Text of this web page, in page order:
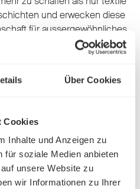
Über Cookies
Cookies
Inhalte und Anzeigen zu
für soziale Medien anbieten
unsere Website zu
wir Informationen zu Ihrer
und erwecken diese
für aussergewöhnliches
Handwerkskunst zeigt sich in
Designs wird noch heute am
Meisterwerke, die Ihren
Wohlfühloase verwandeln
hinterlassen.